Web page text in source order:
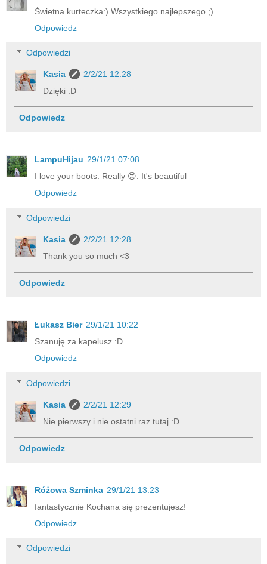
Świetna kurteczka:) Wszystkiego najlepszego ;)
Odpowiedz
Odpowiedzi
Kasia
2/2/21 12:28
Dzięki :D
Odpowiedz
LampuHijau 29/1/21 07:08
I love your boots. Really 😍. It's beautiful
Odpowiedz
Odpowiedzi
Kasia
2/2/21 12:28
Thank you so much <3
Odpowiedz
Łukasz Bier 29/1/21 10:22
Szanuję za kapelusz :D
Odpowiedz
Odpowiedzi
Kasia
2/2/21 12:29
Nie pierwszy i nie ostatni raz tutaj :D
Odpowiedz
Różowa Szminka 29/1/21 13:23
fantastycznie Kochana się prezentujesz!
Odpowiedz
Odpowiedzi